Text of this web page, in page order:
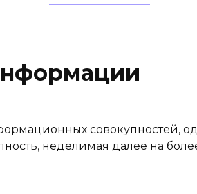
совокупностей,
неделимая далее на